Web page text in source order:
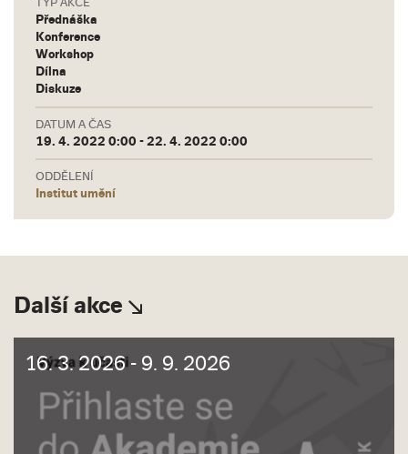
TYP AKCE
Přednáška
Konference
Workshop
Dílna
Diskuze
DATUM A ČAS
19. 4. 2022 0:00 - 22. 4. 2022 0:00
ODDĚLENÍ
Institut umění
Další akce
16. 3. 2026 - 9. 9. 2026